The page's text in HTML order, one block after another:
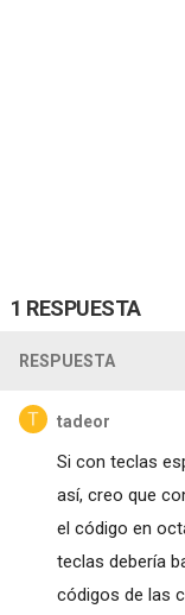
1 RESPUESTA
RESPUESTA
tadeor
Si con teclas
así, creo que
el código en
teclas debería
códigos de las